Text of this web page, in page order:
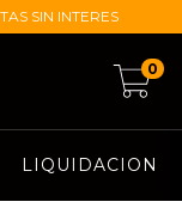
SIN INTERES
0
LIQUIDACION